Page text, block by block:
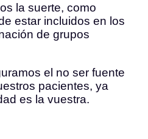
la suerte, como
estar incluidos en los
de grupos
el no ser fuente
pacientes, ya
es la vuestra.